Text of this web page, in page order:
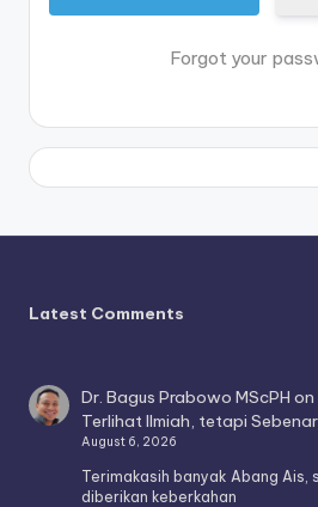
Forgot your
Latest Comments
Dr. Bagus Prabowo MScPH on
Terlihat Ilmiah, tetapi
August 6, 2026
Terimakasih banyak Abang Ais,
diberikan keberkahan